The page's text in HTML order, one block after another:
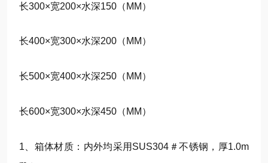
长300×宽200×水深150（MM）
长400×宽300×水深200（MM）
长500×宽400×水深250（MM）
长600×宽300×水深450（MM）
1、箱体材质：内外均采用SUS304＃不锈钢，厚1.0m